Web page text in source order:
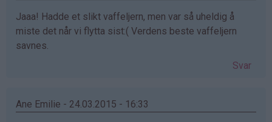
Jaaa! Hadde et slikt vaffeljern, men var så uheldig å
miste det når vi flytta sist:( Verdens beste vaffeljern
savnes.
Svar
Ane Emilie - 24.03.2015 - 16:33